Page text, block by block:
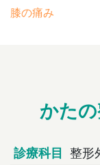
膝の痛み
かた
診療科目
整形